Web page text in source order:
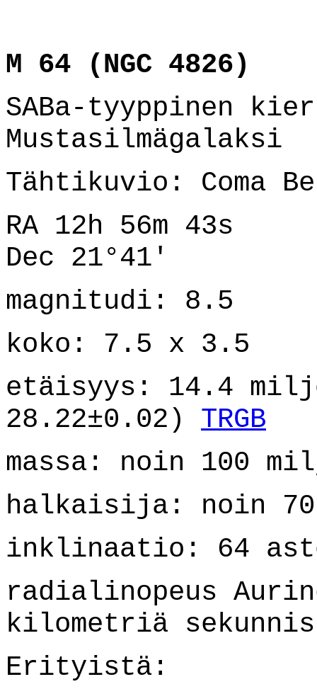
M 64 (NGC 4826)
SABa-tyyppinen
Mustasilmägalaksi
Tähtikuvio: Coma
RA 12h 56m 43s
Dec 21°41'
magnitudi: 8.5
koko: 7.5 x 3.5
etäisyys: 14.4
28.22±0.02) TRGB
massa: noin 100
halkaisija: noin
inklinaatio: 64
radialinopeus
kilometriä
Erityistä: